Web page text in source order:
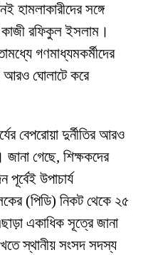
হামলাকারীদের সঙ্গে
কাজী রফিকুল ইসলাম।
গণমাধ্যমকর্মীদের
আরও ঘোলাটে করে
বেপরোয়া দুর্নীতির আরও
গেছে, শিক্ষকদের
উপাচার্য
(পিডি) নিকট থেকে ২৫
একাধিক সূত্রে জানা
স্থানীয় সংসদ সদস্য